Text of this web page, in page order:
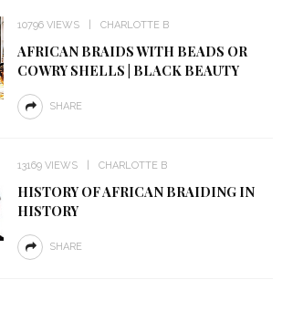
10796 VIEWS CHARLOTTE B
AFRICAN BRAIDS WITH BEADS OR
COWRY SHELLS | BLACK BEAUTY
SHARE
13169 VIEWS CHARLOTTE B
HISTORY OF AFRICAN BRAIDING IN
HISTORY
SHARE